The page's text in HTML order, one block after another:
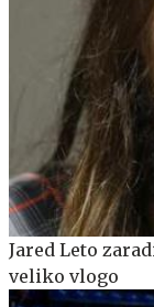
Jared Leto
veliko vlogo